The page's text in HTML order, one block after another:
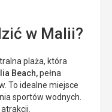
w Malii?
plaża, która
Beach,pełna
To idealne miejsce
sportów wodnych.